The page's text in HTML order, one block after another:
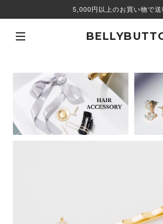
5,000円以上のお買い物で送